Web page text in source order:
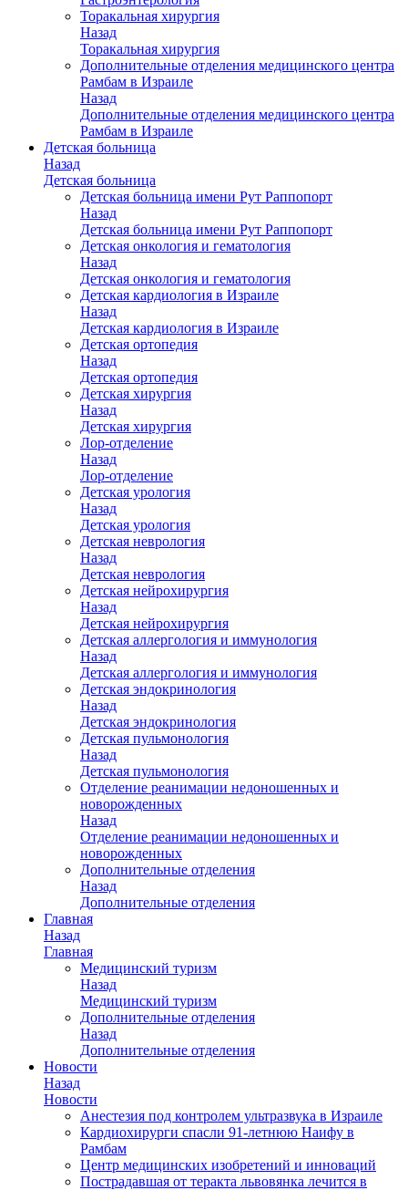
Торакальная хирургия
Назад
Торакальная хирургия
Дополнительные отделения медицинского центра
Рамбам в Израиле
Назад
Дополнительные отделения медицинского центра
Рамбам в Израиле
Детская больница
Назад
Детская больница
Детская больница имени Рут Раппопорт
Назад
Детская больница имени Рут Раппопорт
Детская онкология и гематология
Назад
Детская онкология и гематология
Детская кардиология в Израиле
Назад
Детская кардиология в Израиле
Детская ортопедия
Назад
Детская ортопедия
Детская хирургия
Назад
Детская хирургия
Лор-отделение
Назад
Лор-отделение
Детская урология
Назад
Детская урология
Детская неврология
Назад
Детская неврология
Детская нейрохирургия
Назад
Детская нейрохирургия
Детская аллергология и иммунология
Назад
Детская аллергология и иммунология
Детская эндокринология
Назад
Детская эндокринология
Детская пульмонология
Назад
Детская пульмонология
Отделение реанимации недоношенных и
новорожденных
Назад
Отделение реанимации недоношенных и
новорожденных
Дополнительные отделения
Назад
Дополнительные отделения
Главная
Назад
Главная
Медицинский туризм
Назад
Медицинский туризм
Дополнительные отделения
Назад
Дополнительные отделения
Новости
Назад
Новости
Анестезия под контролем ультразвука в Израиле
Кардиохирурги спасли 91-летнюю Наифу в
Рамбам
Центр медицинских изобретений и инноваций
Пострадавшая от теракта львовянка лечится в